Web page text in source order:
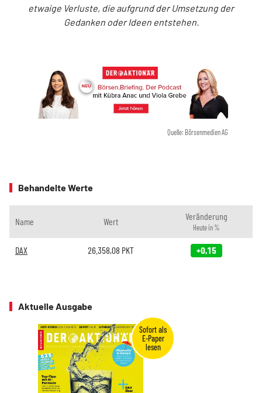
etwaige Verluste, die aufgrund der Umsetzung der
Gedanken oder Ideen entstehen.
Quelle: Börsenmedien AG
Behandelte Werte
Name Wert Veränderung
Heute in %
DAX 26.358,08 PKT +0,15
Aktuelle Ausgabe